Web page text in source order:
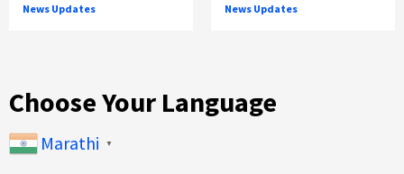
News Updates
News Updates
Choose Your Language
Marathi ▼